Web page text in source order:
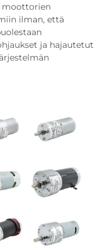
moottorien
ilman, että
ja hajautetut